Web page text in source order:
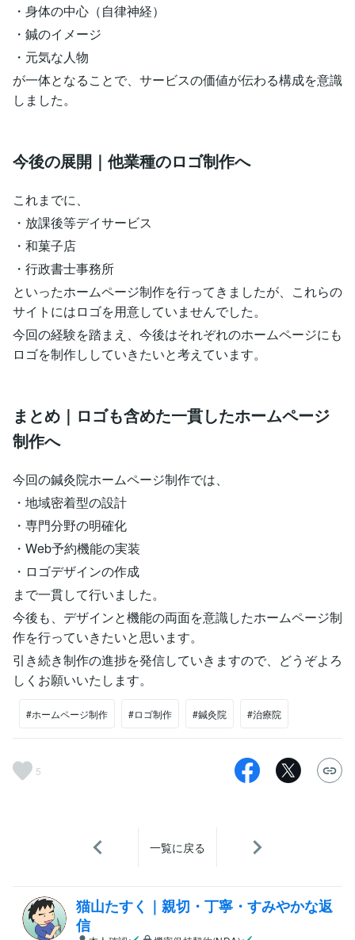
・身体の中心（自律神経）
・鍼のイメージ
・元気な人物
が一体となることで、サービスの価値が伝わる構成を意識
しました。
今後の展開｜他業種のロゴ制作へ
これまでに、
・放課後等デイサービス
・和菓子店
・行政書士事務所
といったホームページ制作を行ってきましたが、これらの
サイトにはロゴを用意していませんでした。
今回の経験を踏まえ、今後はそれぞれのホームページにも
ロゴを制作ししていきたいと考えています。
まとめ｜ロゴも含めた一貫したホームページ
制作へ
今回の鍼灸院ホームページ制作では、
・地域密着型の設計
・専門分野の明確化
・Web予約機能の実装
・ロゴデザインの作成
まで一貫して行いました。
今後も、デザインと機能の両面を意識したホームページ制
作を行っていきたいと思います。
引き続き制作の進捗を発信していきますので、どうぞよろ
しくお願いいたします。
#ホームページ制作 #ロゴ制作 #鍼灸院 #治療院
5
一覧に戻る
猫山たすく｜親切・丁寧・すみやかな返
信